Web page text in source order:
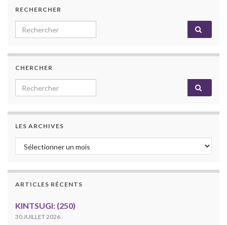
RECHERCHER
Search for:
CHERCHER
Search for:
LES ARCHIVES
Les archives
ARTICLES RÉCENTS
KINTSUGI: (250)
30 JUILLET 2026